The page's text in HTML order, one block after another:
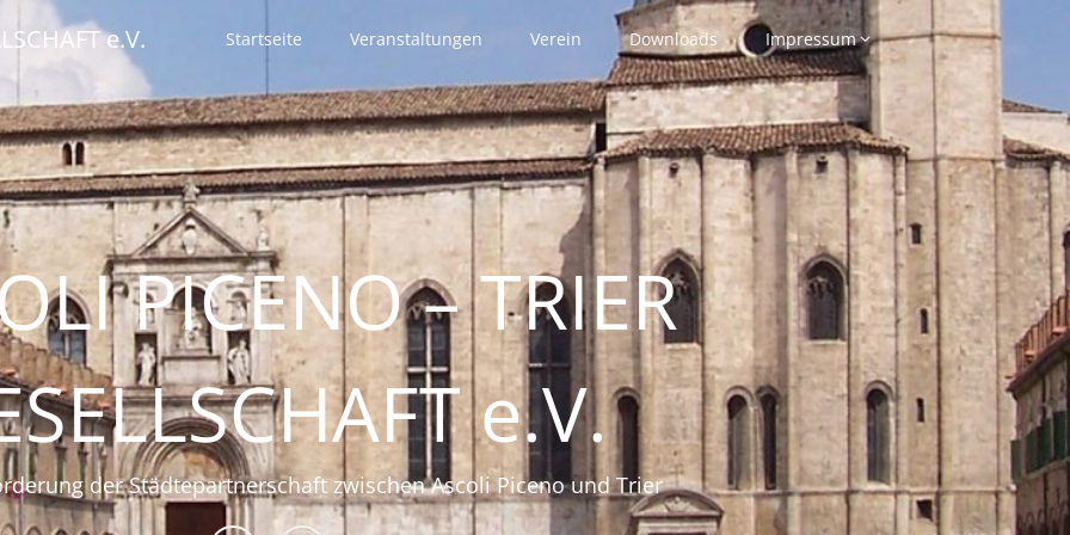
e.V. Startseite Veranstaltungen Verein Downloads Impressum
PICENO – TRIER
e.V.
der Städtepartnerschaft zwischen Ascoli Piceno und Trier